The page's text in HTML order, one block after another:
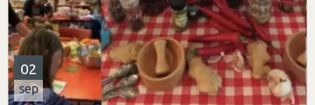
02
sep